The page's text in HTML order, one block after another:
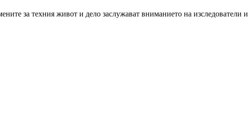
за техния живот и дело заслужават вниманието на изследователи